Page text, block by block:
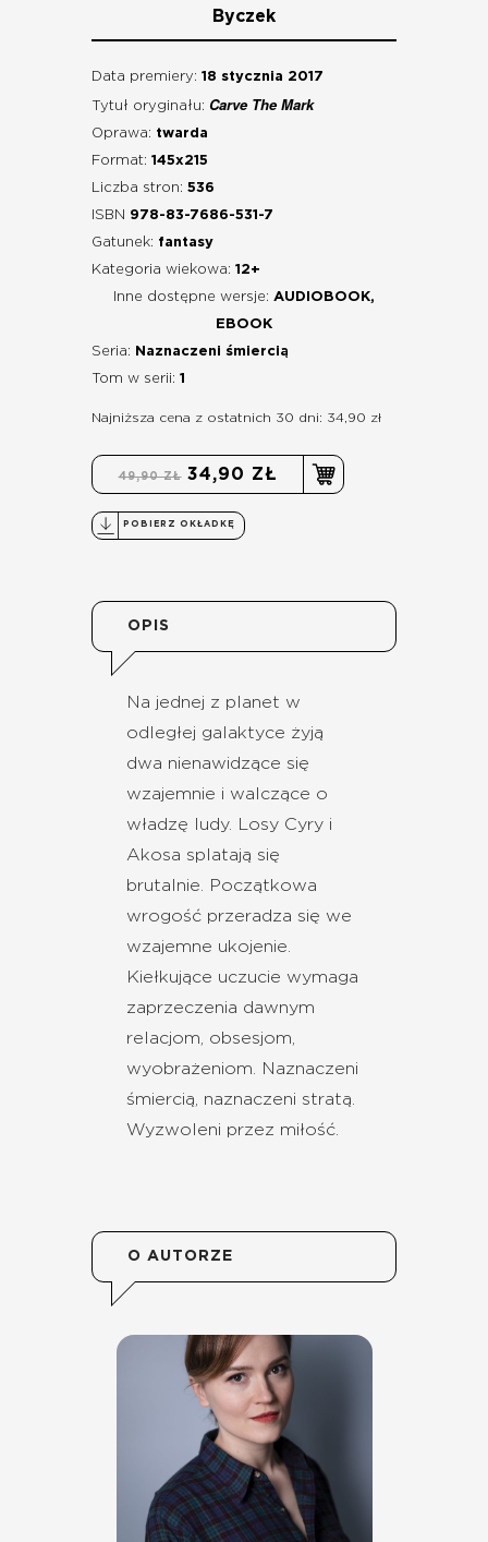
Byczek
Data premiery: 18 stycznia 2017
Tytuł oryginału: Carve The Mark
Oprawa: twarda
Format: 145x215
Liczba stron: 536
ISBN 978-83-7686-531-7
Gatunek: fantasy
Kategoria wiekowa: 12+
Inne dostępne wersje: AUDIOBOOK,
EBOOK
Seria:
Naznaczeni śmiercią
Tom w serii: 1
Najniższa cena z ostatnich 30 dni: 34,90 zł
49,90 ZŁ 34,90 ZŁ
POBIERZ OKŁADKĘ
OPIS
Na jednej z planet w
odległej galaktyce żyją
dwa nienawidzące się
wzajemnie i walczące o
władzę ludy. Losy Cyry i
Akosa splatają się
brutalnie. Początkowa
wrogość przeradza się we
wzajemne ukojenie.
Kiełkujące uczucie wymaga
zaprzeczenia dawnym
relacjom, obsesjom,
wyobrażeniom. Naznaczeni
śmiercią, naznaczeni stratą.
Wyzwoleni przez miłość.
O AUTORZE